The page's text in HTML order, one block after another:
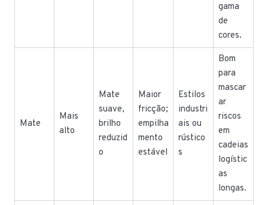
gama
de
cores.
Mate
Mais
alto
Mate
suave,
brilho
reduzid
o
Maior
fricção;
empilha
mento
estável
Estilos
industri
ais ou
rústico
s
Bom
para
mascar
ar
riscos
em
cadeias
logístic
as
longas.